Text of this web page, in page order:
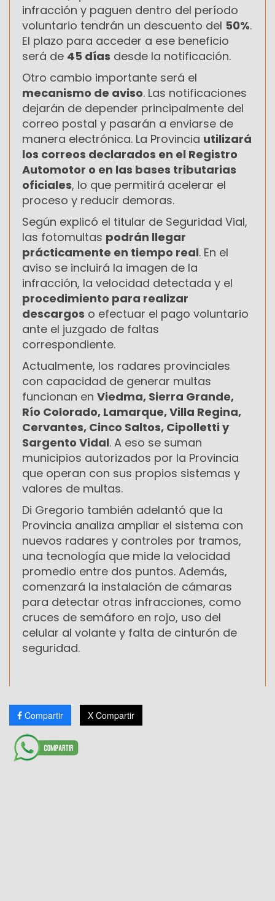
infracción y paguen dentro del período
voluntario tendrán un descuento del 50%.
El plazo para acceder a ese beneficio
será de 45 días desde la notificación.
Otro cambio importante será el
mecanismo de aviso. Las notificaciones
dejarán de depender principalmente del
correo postal y pasarán a enviarse de
manera electrónica. La Provincia utilizará
los correos declarados en el Registro
Automotor o en las bases tributarias
oficiales, lo que permitirá acelerar el
proceso y reducir demoras.
Según explicó el titular de Seguridad Vial,
las fotomultas podrán llegar
prácticamente en tiempo real. En el
aviso se incluirá la imagen de la
infracción, la velocidad detectada y el
procedimiento para realizar
descargos o efectuar el pago voluntario
ante el juzgado de faltas
correspondiente.
Actualmente, los radares provinciales
con capacidad de generar multas
funcionan en Viedma, Sierra Grande,
Río Colorado, Lamarque, Villa Regina,
Cervantes, Cinco Saltos, Cipolletti y
Sargento Vidal. A eso se suman
municipios autorizados por la Provincia
que operan con sus propios sistemas y
valores de multas.
Di Gregorio también adelantó que la
Provincia analiza ampliar el sistema con
nuevos radares y controles por tramos,
una tecnología que mide la velocidad
promedio entre dos puntos. Además,
comenzará la instalación de cámaras
para detectar otras infracciones, como
cruces de semáforo en rojo, uso del
celular al volante y falta de cinturón de
seguridad.
Compartir X Compartir